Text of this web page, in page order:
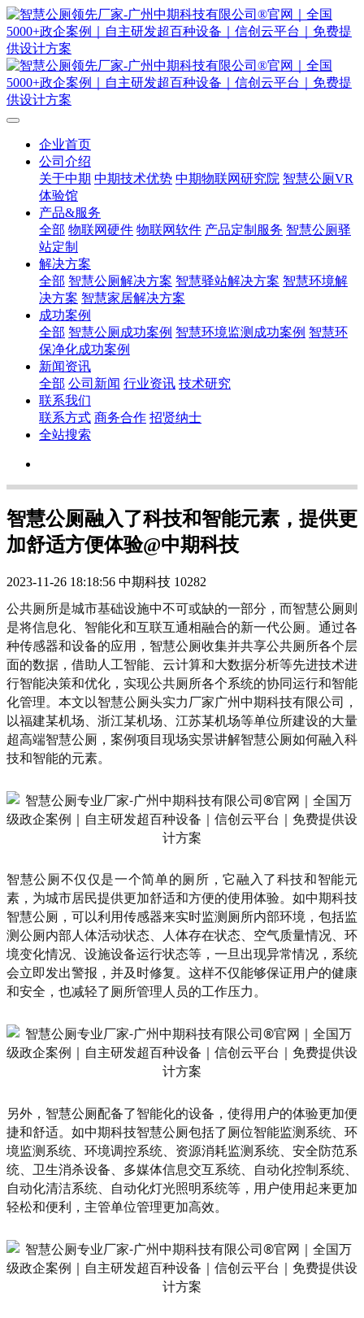
企业首页
公司介绍
关于中期 中期技术优势 中期物联网研究院 智慧公厕VR
体验馆
产品&服务
全部 物联网硬件 物联网软件 产品定制服务 智慧公厕驿
站定制
解决方案
全部 智慧公厕解决方案 智慧驿站解决方案 智慧环境解
决方案 智慧家居解决方案
成功案例
全部 智慧公厕成功案例 智慧环境监测成功案例 智慧环
保净化成功案例
新闻资讯
全部 公司新闻 行业资讯 技术研究
联系我们
联系方式 商务合作 招贤纳士
全站搜索
智慧公厕融入了科技和智能元素，提供更
加舒适方便体验@中期科技
2023-11-26 18:18:56 中期科技 10282
公共厕所是城市基础设施中不可或缺的一部分，而智慧公厕则
是将信息化、智能化和互联互通相融合的新一代公厕。通过各
种传感器和设备的应用，智慧公厕收集并共享公共厕所各个层
面的数据，借助人工智能、云计算和大数据分析等先进技术进
行智能决策和优化，实现公共厕所各个系统的协同运行和智能
化管理。本文以智慧公厕头实力厂家广州中期科技有限公司，
以福建某机场、浙江某机场、江苏某机场等单位所建设的大量
超高端智慧公厕，案例项目现场实景讲解智慧公厕如何融入科
技和智能的元素。
智慧公厕不仅仅是一个简单的厕所，它融入了科技和智能元
素，为城市居民提供更加舒适和方便的使用体验。如中期科技
智慧公厕，可以利用传感器来实时监测厕所内部环境，包括监
测公厕内部人体活动状态、人体存在状态、空气质量情况、环
境变化情况、设施设备运行状态等，一旦出现异常情况，系统
会立即发出警报，并及时修复。这样不仅能够保证用户的健康
和安全，也减轻了厕所管理人员的工作压力。
另外，智慧公厕配备了智能化的设备，使得用户的体验更加便
捷和舒适。如中期科技智慧公厕包括了厕位智能监测系统、环
境监测系统、环境调控系统、资源消耗监测系统、安全防范系
统、卫生消杀设备、多媒体信息交互系统、自动化控制系统、
自动化清洁系统、自动化灯光照明系统等，用户使用起来更加
轻松和便利，主管单位管理更加高效。